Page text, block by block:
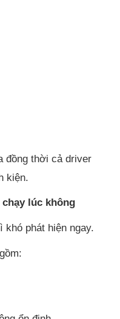
đồng thời cả driver
kiện.
lúc không
phát hiện ngay.